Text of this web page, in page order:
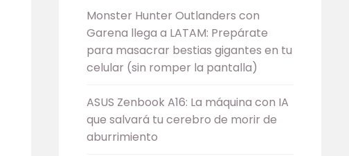
Monster Hunter Outlanders con
Garena llega a LATAM: Prepárate
para masacrar bestias gigantes en tu
celular (sin romper la pantalla)
ASUS Zenbook A16: La máquina con IA
que salvará tu cerebro de morir de
aburrimiento